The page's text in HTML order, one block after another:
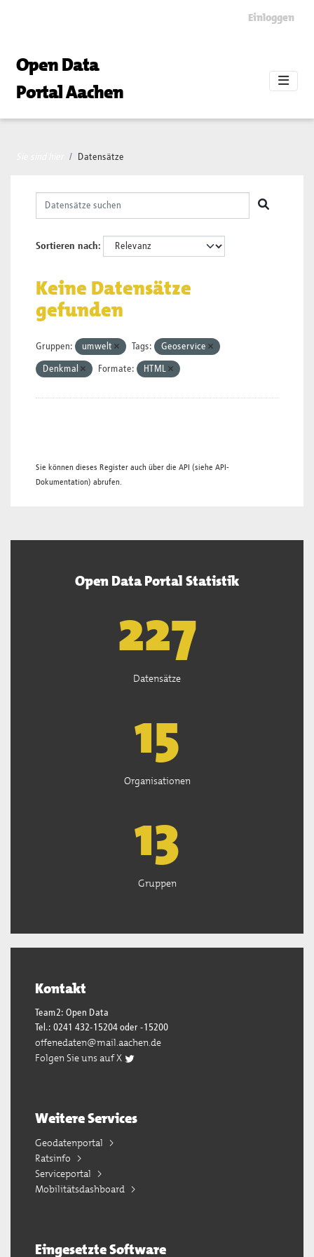
Einloggen
Open Data
Portal Aachen
Datensätze
Sortieren nach
Keine Datensätze
gefunden
Gruppen: umwelt Tags: Geoservice
Denkmal Formate: HTML
Sie können dieses Register auch über die API (siehe API-
Dokumentation) abrufen.
Open Data Portal Statistik
227
Datensätze
15
Organisationen
13
Gruppen
Kontakt
Team2: Open Data
Tel.: 0241 432-15204 oder -15200
offenedaten@mail.aachen.de
Folgen Sie uns auf X
Weitere Services
Geodatenportal
Ratsinfo
Serviceportal
Mobilitätsdashboard
Eingesetzte Software